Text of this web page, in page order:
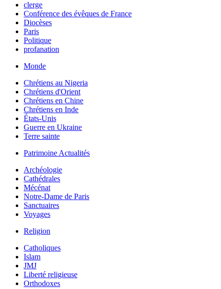
clerge
Conférence des évêques de France
Diocèses
Paris
Politique
profanation
Monde
Chrétiens au Nigeria
Chrétiens d'Orient
Chrétiens en Chine
Chrétiens en Inde
États-Unis
Guerre en Ukraine
Terre sainte
Patrimoine Actualités
Archéologie
Cathédrales
Mécénat
Notre-Dame de Paris
Sanctuaires
Voyages
Religion
Catholiques
Islam
JMJ
Liberté religieuse
Orthodoxes